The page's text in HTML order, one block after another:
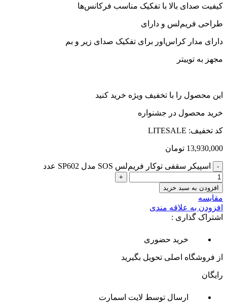
کیفیت صدای بالا با تفکیک مناسب فرکانس‌ها
طراحی فریم‌لس و دارای
دارای مدار کراس‌اور برای تفکیک صدای زیر و بم
مجهز به توییتر
این محصول را با تخفیف ویژه خرید کنید
خرید محصول در جشنواره
کد تخفیف: LITESALE
13,930,000 تومان
اسپیکر سقفی توکار فریم‌لس SOS مدل SP602 عدد
افزودن به سبد خرید
مقایسه
افزودن به علاقه مندی
اشتراک گذاری :
خرید حضوری
از فروشگاه اصلی تحویل بگیرید
رایگان
ارسال توسط لایت اسمارت